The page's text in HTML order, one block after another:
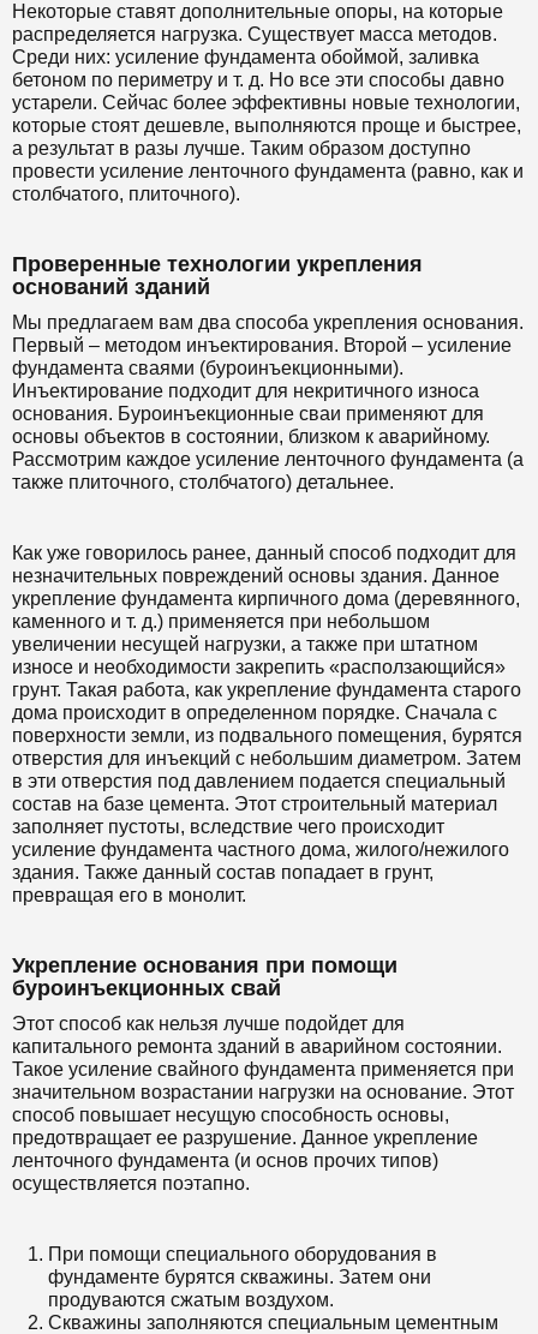
Некоторые ставят дополнительные опоры, на которые
распределяется нагрузка. Существует масса методов.
Среди них: усиление фундамента обоймой, заливка
бетоном по периметру и т. д. Но все эти способы давно
устарели. Сейчас более эффективны новые технологии,
которые стоят дешевле, выполняются проще и быстрее,
а результат в разы лучше. Таким образом доступно
провести усиление ленточного фундамента (равно, как и
столбчатого, плиточного).
Проверенные технологии укрепления
оснований зданий
Мы предлагаем вам два способа укрепления основания.
Первый – методом инъектирования. Второй – усиление
фундамента сваями (буроинъекционными).
Инъектирование подходит для некритичного износа
основания. Буроинъекционные сваи применяют для
основы объектов в состоянии, близком к аварийному.
Рассмотрим каждое усиление ленточного фундамента (а
также плиточного, столбчатого) детальнее.
Как уже говорилось ранее, данный способ подходит для
незначительных повреждений основы здания. Данное
укрепление фундамента кирпичного дома (деревянного,
каменного и т. д.) применяется при небольшом
увеличении несущей нагрузки, а также при штатном
износе и необходимости закрепить «расползающийся»
грунт. Такая работа, как укрепление фундамента старого
дома происходит в определенном порядке. Сначала с
поверхности земли, из подвального помещения, бурятся
отверстия для инъекций с небольшим диаметром. Затем
в эти отверстия под давлением подается специальный
состав на базе цемента. Этот строительный материал
заполняет пустоты, вследствие чего происходит
усиление фундамента частного дома, жилого/нежилого
здания. Также данный состав попадает в грунт,
превращая его в монолит.
Укрепление основания при помощи
буроинъекционных свай
Этот способ как нельзя лучше подойдет для
капитального ремонта зданий в аварийном состоянии.
Такое усиление свайного фундамента применяется при
значительном возрастании нагрузки на основание. Этот
способ повышает несущую способность основы,
предотвращает ее разрушение. Данное укрепление
ленточного фундамента (и основ прочих типов)
осуществляется поэтапно.
При помощи специального оборудования в
фундаменте бурятся скважины. Затем они
продуваются сжатым воздухом.
Скважины заполняются специальным цементным